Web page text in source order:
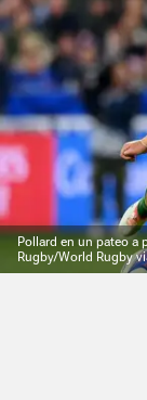
Pollard en un pateo a
Rugby/World Rugby